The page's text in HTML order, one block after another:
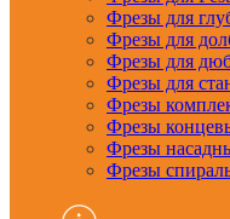
Фрезы для
Фрезы для
Фрезы для
Фрезы для
Фрезы
Фрезы
Фрезы
Фрезы